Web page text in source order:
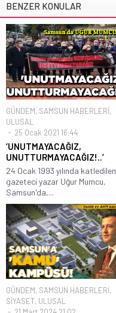
BENZER KONULAR
GÜNDEM, SAMSUN HABERLERİ,
ULUSAL
25 Ocak 2021 16:44
‘UNUTMAYACAĞIZ,
UNUTTURMAYACAĞIZ!..’
24 Ocak 1993 yılında katledilen
gazeteci yazar Uğur Mumcu,
Samsun'da,...
GÜNDEM, SAMSUN HABERLERİ,
SİYASET, ULUSAL